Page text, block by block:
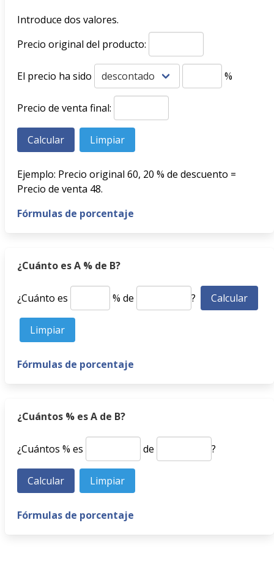
Introduce dos valores.
Precio original del producto:
El precio ha sido %
Precio de venta final:
Ejemplo: Precio original 60, 20 % de descuento =
Precio de venta 48.
Fórmulas de porcentaje
¿Cuánto es A % de B?
¿Cuánto es % de ?
Fórmulas de porcentaje
¿Cuántos % es A de B?
¿Cuántos % es de ?
Fórmulas de porcentaje